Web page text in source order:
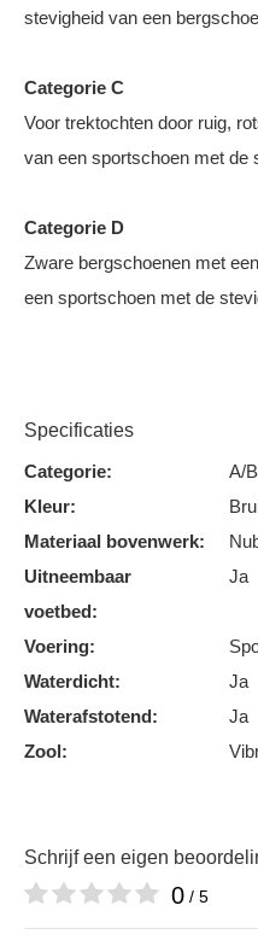
stevigheid van een
Categorie C
Voor trektochten door ruig,
van een sportschoen met de
Categorie D
Zware bergschoenen met
een sportschoen met de
Specificaties
Categorie:
A/B
Kleur:
Materiaal bovenwerk:
Uitneembaar
voetbed:
Ja
Voering:
Waterdicht:
Ja
Waterafstotend:
Ja
Zool:
Schrijf een eigen
0 / 5